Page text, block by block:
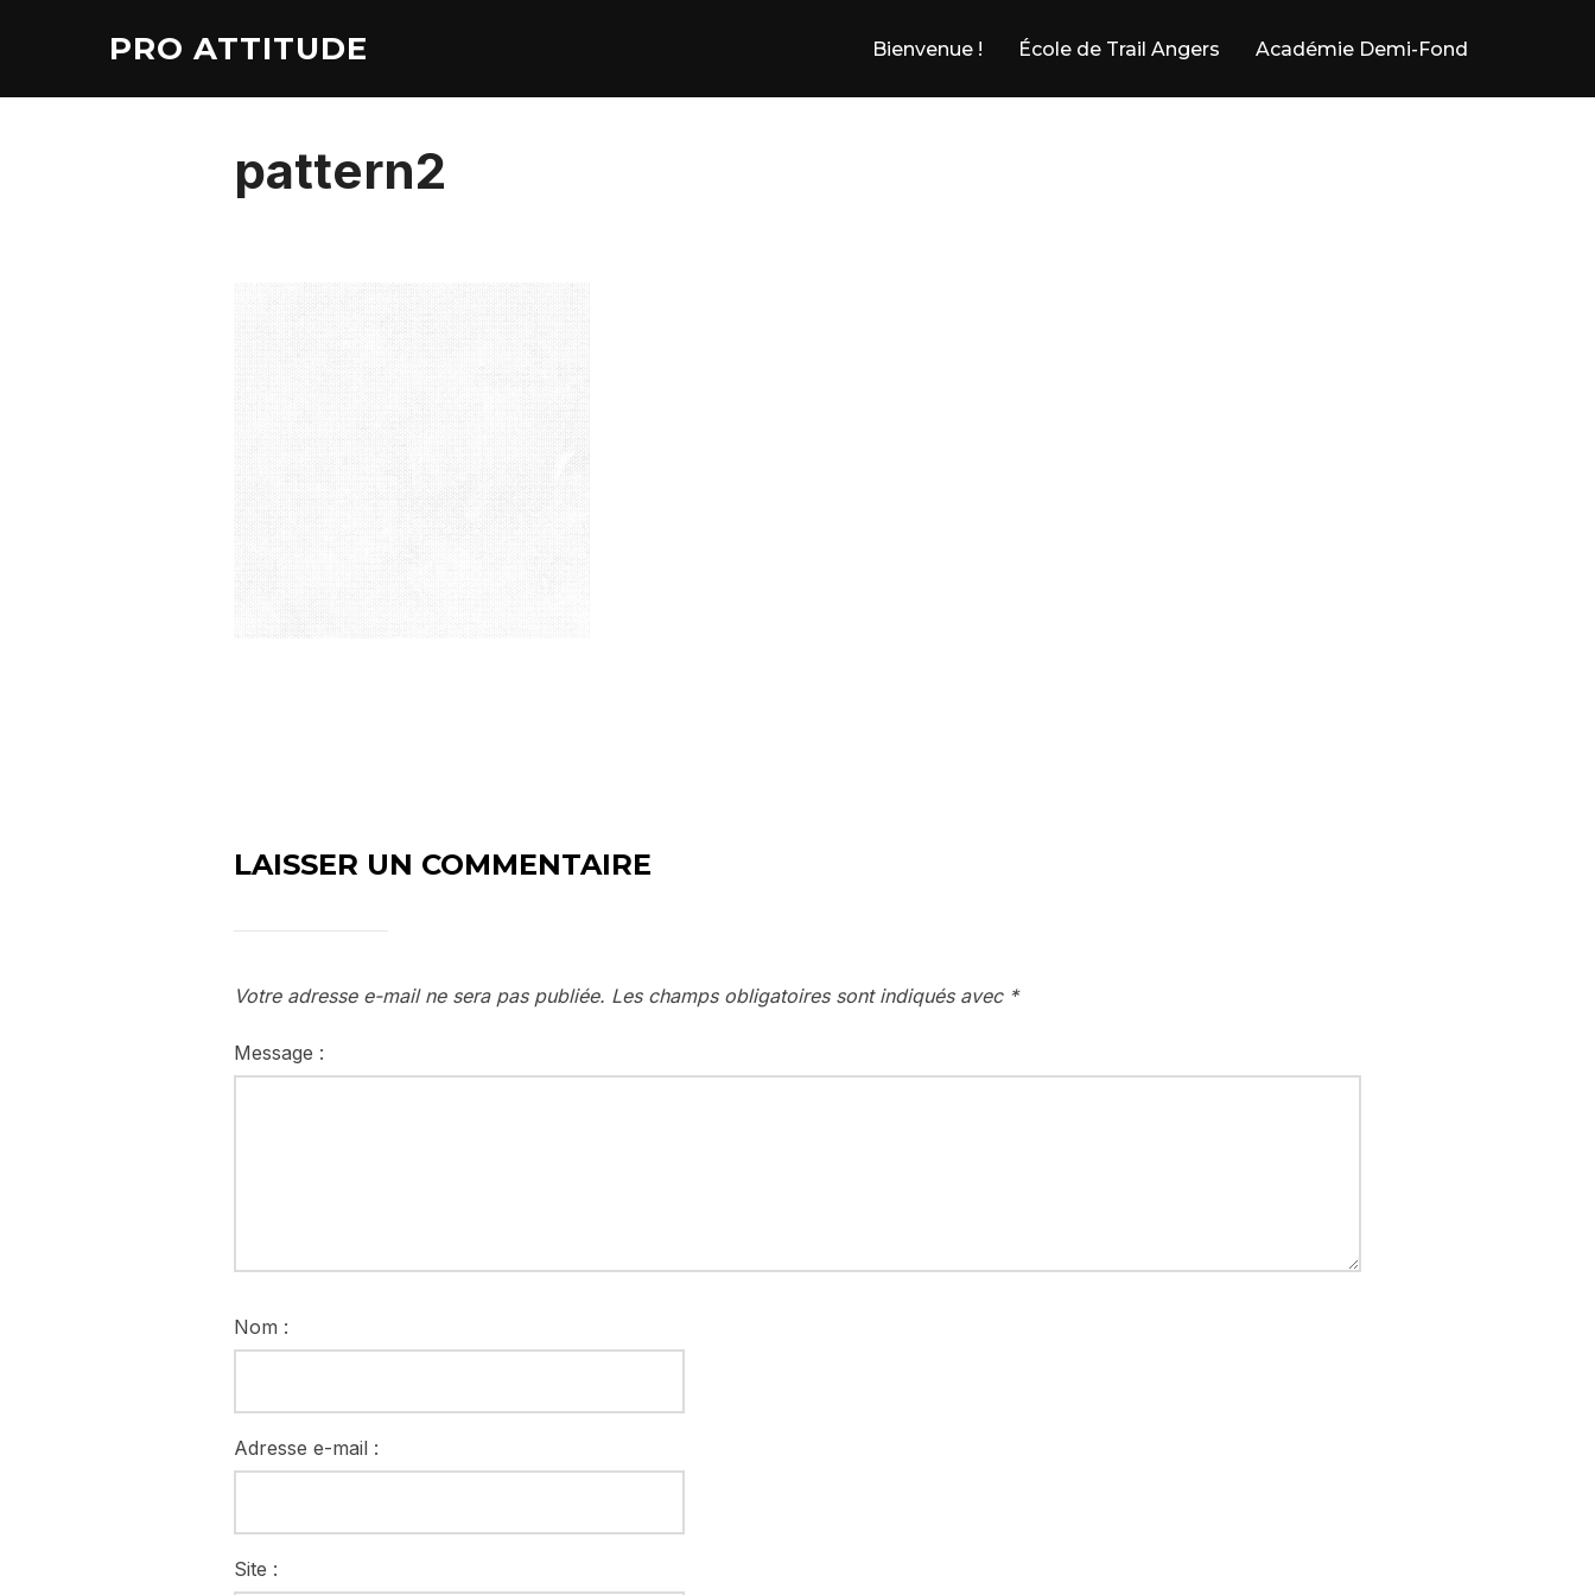
PRO ATTITUDE Bienvenue ! École de Trail Angers Académie Demi-Fond
pattern2
LAISSER UN COMMENTAIRE
Votre adresse e-mail ne sera pas publiée. Les champs obligatoires sont indiqués avec *
Message :
Nom :
Adresse e-mail :
Site :